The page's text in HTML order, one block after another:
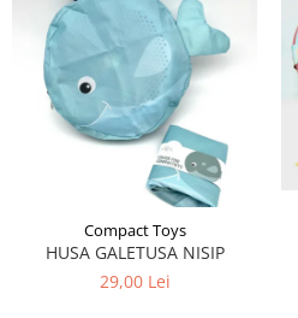
Compact Toys
HUSA GALETUSA NISIP
29,00 Lei